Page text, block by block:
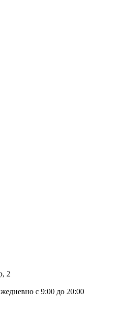
2
с 9:00 до 20:00